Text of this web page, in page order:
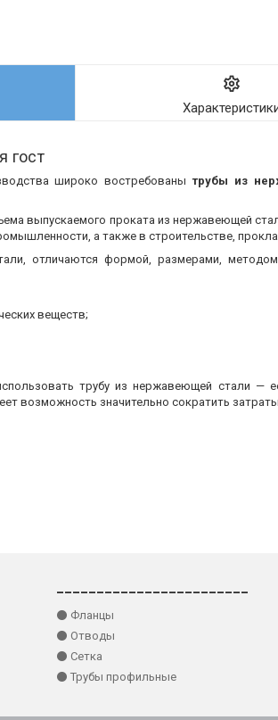
гост
широко востребованытрубы из
выпускаемого проката из нержавеющей
а также в строительстве,
отличаются формой, размерами, методом
веществ;
трубу из нержавеющей стали —
возможность значительно сократить
⚫ Фланцы
⚫ Отводы
⚫ Сетка
⚫ Трубы профильные